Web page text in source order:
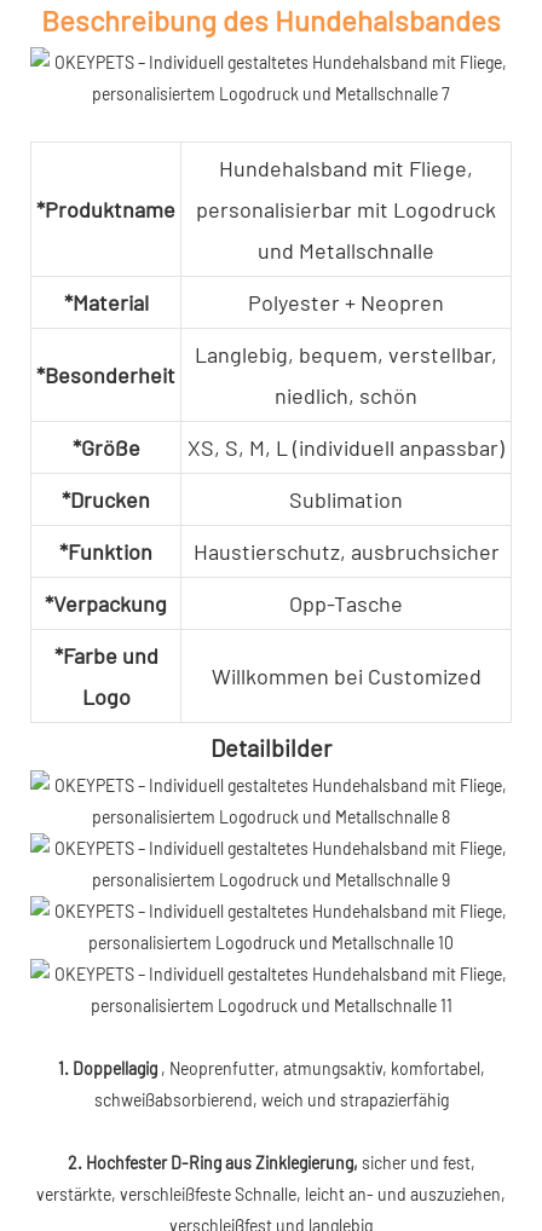
Beschreibung des Hundehalsbandes
*Produktname
Hundehalsband mit Fliege,
personalisierbar mit Logodruck
und Metallschnalle
*Material
Polyester + Neopren
*Besonderheit
Langlebig, bequem, verstellbar,
niedlich, schön
*Größe
XS, S, M, L (individuell anpassbar)
*Drucken
Sublimation
*Funktion
Haustierschutz, ausbruchsicher
*Verpackung
Opp-Tasche
*Farbe und
Logo
Willkommen bei Customized
Detailbilder
1. Doppellagig , Neoprenfutter, atmungsaktiv, komfortabel,
schweißabsorbierend, weich und strapazierfähig
2. Hochfester D-Ring aus Zinklegierung, sicher und fest,
verstärkte, verschleißfeste Schnalle, leicht an- und auszuziehen,
verschleißfest und langlebig